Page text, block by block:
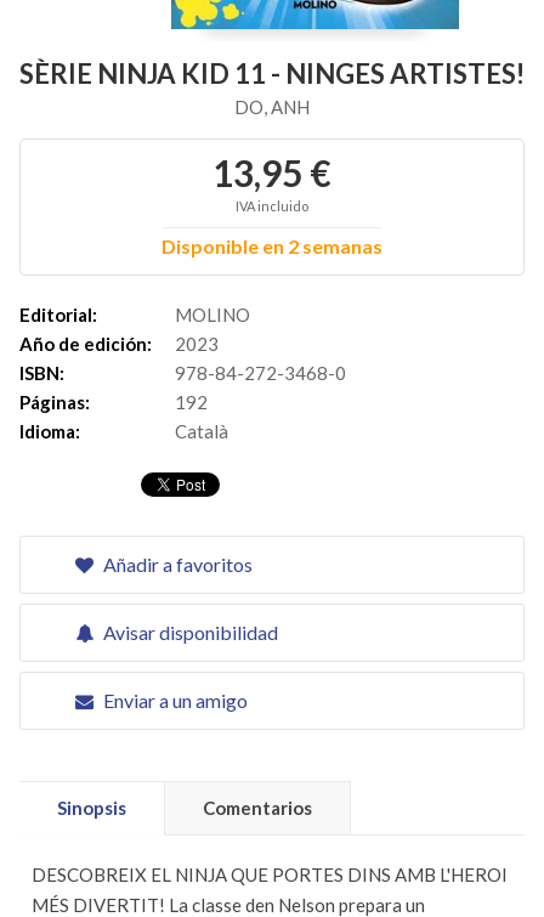
SÈRIE NINJA KID 11 - NINGES ARTISTES!
DO, ANH
13,95 €
IVA incluido
Disponible en 2 semanas
Editorial:
MOLINO
Año de edición:
2023
ISBN:
978-84-272-3468-0
Páginas:
192
Idioma:
Català
Añadir a favoritos
Avisar disponibilidad
Enviar a un amigo
Sinopsis Comentarios
DESCOBREIX EL NINJA QUE PORTES DINS AMB L'HEROI
MÉS DIVERTIT! La classe den Nelson prepara un